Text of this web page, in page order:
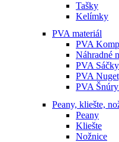
Tašky
Kelímky
PVA materiál
PVA
Náhradné
PVA Sáčky
PVA
PVA
Peany, kliešte,
Peany
Kliešte
Nožnice